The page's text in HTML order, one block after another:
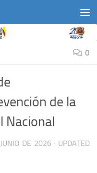
0
de la
Nacional
DE 2026 · UPDATED